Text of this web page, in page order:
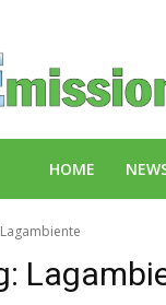
HOME
Lagambiente